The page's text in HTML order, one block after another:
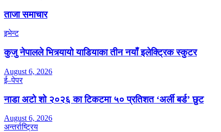
ताजा समाचार
इभेन्ट
कुजु नेपालले भित्र्यायो याडियाका तीन नयाँ इलेक्ट्रिक स्कुटर
August 6, 2026
ई–पेपर
नाडा अटो शो २०२६ का टिकटमा ५० प्रतिशत ‘अर्ली बर्ड’ छुट
August 6, 2026
अन्तर्राष्ट्रिय